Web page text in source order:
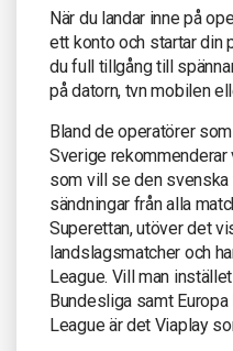
När du landar inne på
ett konto och startar din
du full tillgång till
på datorn, tvn mobilen
Bland de operatörer
Sverige
som vill se den
sändningar från alla
Superettan, utöver det
landslagsmatcher och
League. Vill man
Bundesliga samt
League är det Viaplay